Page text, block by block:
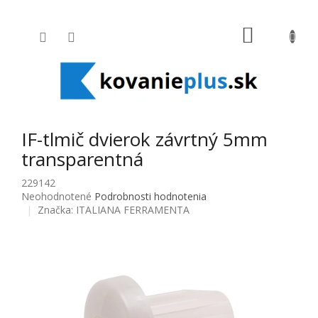
IF-tlmič dvierok závrtný 5mm
transparentná
229142
Priemerné hodnotenie produktu je 0,0 z 5 hviezdičiek.
Neohodnotené Podrobnosti hodnotenia
Značka: ITALIANA FERRAMENTA